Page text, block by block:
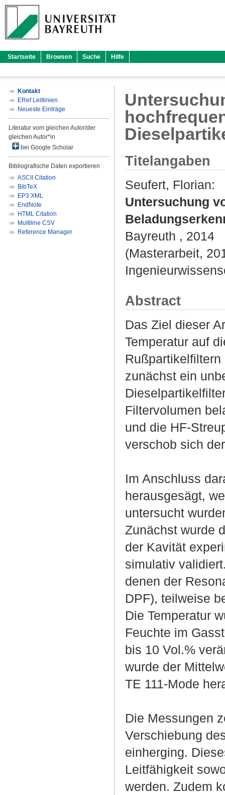
Startseite Browsen Suche Hilfe
Kontakt
ERef Leitlinien
Neueste Einträge
Literatur vom gleichen Autor/der
gleichen Autor*in
bei Google Scholar
Bibliografische Daten exportieren
ASCII Citation
BibTeX
EP3 XML
EndNote
HTML Citation
Multiline CSV
Reference Manager
Titelangaben
Seufert, Florian:
Untersuchung
Bayreuth , 2014
(Masterarbeit,
Abstract
Das Ziel dieser
Temperatur auf
zunächst ein
Filtervolumen
und die HF-
verschob sich
Im Anschluss
herausgesägt,
untersucht
Zunächst wurde
der Kavität
simulativ
denen der
DPF), teilweise
Die Temperatur
Feuchte im
bis 10 Vol.%
wurde der
TE 111-Mode
Die Messungen
Verschiebung
einherging.
Leitfähigkeit
werden. Zudem